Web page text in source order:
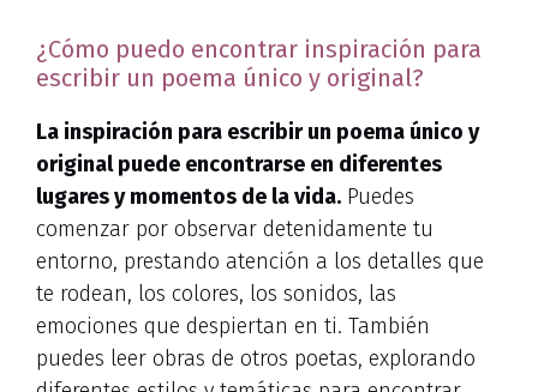
¿Cómo puedo encontrar inspiración para
escribir un poema único y original?
La inspiración para escribir un poema único y
original puede encontrarse en diferentes
lugares y momentos de la vida. Puedes
comenzar por observar detenidamente tu
entorno, prestando atención a los detalles que
te rodean, los colores, los sonidos, las
emociones que despiertan en ti. También
puedes leer obras de otros poetas, explorando